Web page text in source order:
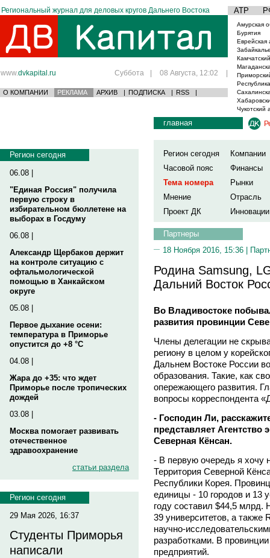
Региональный журнал для деловых кругов Дальнего Востока АТР
www.dvkapital.ru Суббота | 08 Августа, 12:02 |
О КОМПАНИИ РЕКЛАМА АРХИВ | ПОДПИСКА | RSS |
Амурская
Бурятия
Еврейская
Чукотский
Регион сегодня
06.08 |
"Единая Россия" получила
первую строку в
избирательном бюллетене на
выборах в Госдуму
06.08 |
Александр Щербаков держит
на контроле ситуацию с
офтальмологической
помощью в Ханкайском
округе
05.08 |
Первое дыхание осени:
температура в Приморье
опустится до +8 °C
04.08 |
Жара до +35: что ждет
Приморье после тропических
дождей
03.08 |
Москва помогает развивать
отечественное
здравоохранение
статьи раздела
Регион сегодня
29 Мая 2026, 16:37
Студенты Приморья
написали
главная
Регион сегодня
Компании
Часовой пояс
Финансы
Тема номера
Рынки
Мнение
Отрасль
Проект ДК
Инновации
Партнеры
18 Ноября 2016, 15:36 |
Родина Samsung,
Дальний Восток
Во Владивостоке
развития провинции
Члены делегации не
региону в целом у
Дальнем Востоке России
образования. Такие, как
опережающего развития.
вопросы корреспондента
- Господин Ли,
представляет Агентство
Северная Кёнсан.
- В первую очередь я хочу
Территория Северной
Республики Корея.
единицы - 10 городов и 13
году составил $44,5 млрд.
39 университетов, а
научно-
разработками. В
предприятий.